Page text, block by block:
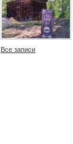
Все записи